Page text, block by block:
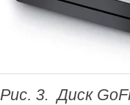
Рис. 3. Диск